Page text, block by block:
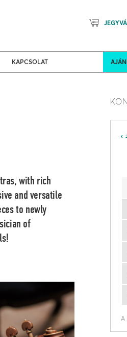
KAPCSOLAT
with rich
and versatile
to newly
of
A